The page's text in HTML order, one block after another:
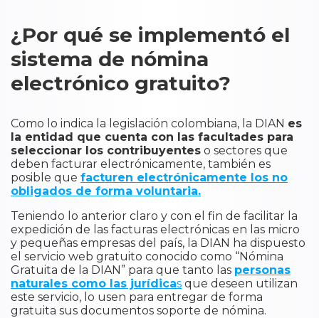
¿Por qué se implementó el
sistema de nómina
electrónico gratuito?
Como lo indica la legislación colombiana, la DIAN es
la entidad que cuenta con las facultades para
seleccionar los contribuyentes o sectores que
deben facturar electrónicamente, también es
posible que facturen electrónicamente los no
obligados de forma voluntaria.
Teniendo lo anterior claro y con el fin de facilitar la
expedición de las facturas electrónicas en las micro
y pequeñas empresas del país, la DIAN ha dispuesto
el servicio web gratuito conocido como “Nómina
Gratuita de la DIAN” para que tanto las personas
naturales como las jurídicas que deseen utilizan
este servicio, lo usen para entregar de forma
gratuita sus documentos soporte de nómina.